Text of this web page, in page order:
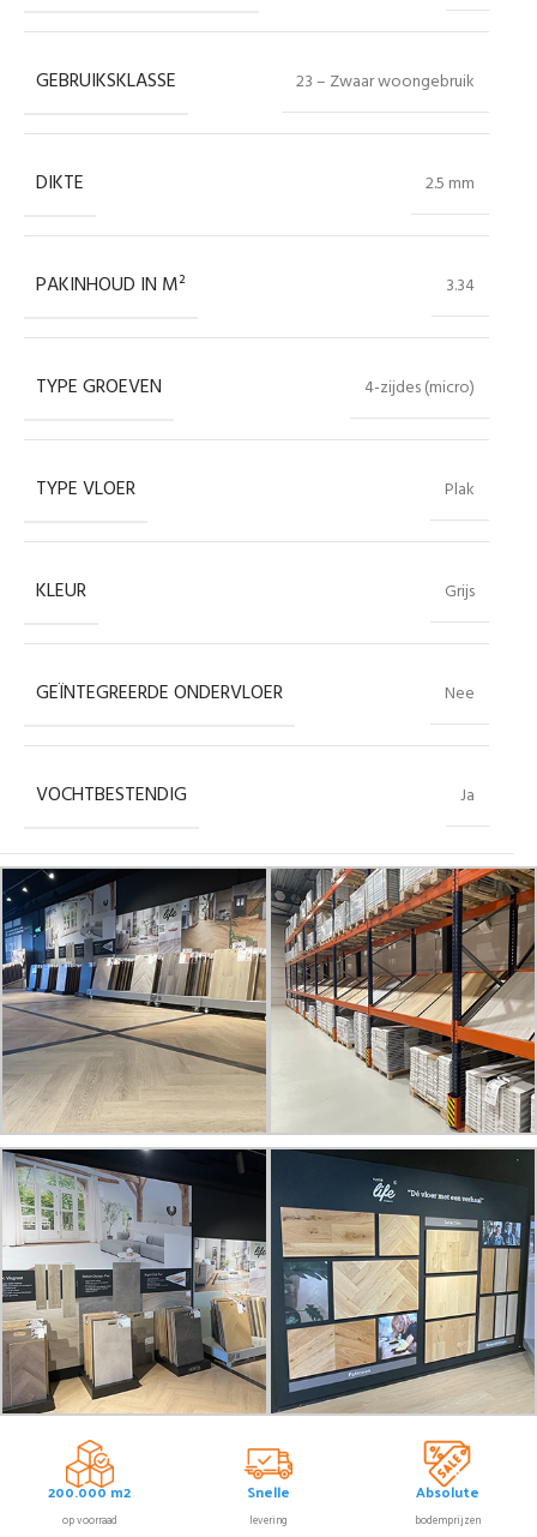
GEBRUIKSKLASSE 23 – Zwaar woongebruik
DIKTE 2.5 mm
PAKINHOUD IN M² 3.34
TYPE GROEVEN 4-zijdes (micro)
TYPE VLOER Plak
KLEUR Grijs
GEÏNTEGREERDE ONDERVLOER Nee
VOCHTBESTENDIG Ja
200.000 m2
op voorraad
Snelle
levering
Absolute
bodemprijzen